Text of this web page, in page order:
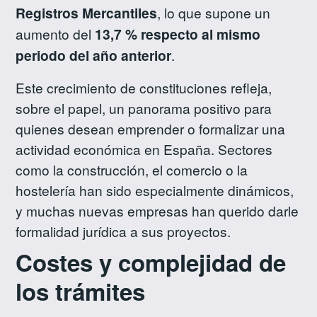
Registros Mercantiles, lo que supone un
aumento del 13,7 % respecto al mismo
periodo del año anterior.
Este crecimiento de constituciones refleja,
sobre el papel, un panorama positivo para
quienes desean emprender o formalizar una
actividad económica en España. Sectores
como la construcción, el comercio o la
hostelería han sido especialmente dinámicos,
y muchas nuevas empresas han querido darle
formalidad jurídica a sus proyectos.
Costes y complejidad de
los trámites